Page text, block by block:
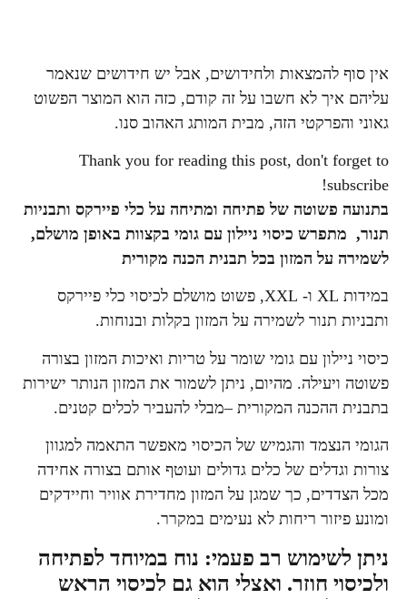
אין סוף להמצאות ולחידושים, אבל יש חידושים שנאמר
עליהם איך לא חשבו על זה קודם, כזה הוא המוצר הפשוט
גאוני והפרקטי הזה, מבית המותג האהוב סנו.
Thank you for reading this post, don't forget to
subscribe!
בתנועה פשוטה של פתיחה ומתיחה על כלי פיירקס ותבניות
תנור, מתפרש כיסוי ניילון עם גומי בקצוות באופן מושלם,
לשמירה על המזון בכל תבנית הכנה מקורית
במידות XL ו- XXL, פשוט מושלם לכיסוי כלי פיירקס
ותבניות תנור לשמירה על המזון בקלות ובנוחות.
כיסוי ניילון עם גומי שומר על טריות ואיכות המזון בצורה
פשוטה ויעילה. מהיום, ניתן לשמור את המזון הנותר ישירות
בתבנית ההכנה המקורית –מבלי להעביר לכלים קטנים.
הגומי הנצמד והגמיש של הכיסוי מאפשר התאמה למגוון
צורות וגדלים של כלים גדולים ועוטף אותם בצורה אחידה
מכל הצדדים, כך שמגן על המזון מחדירת אוויר וחיידקים
ומונע פיזור ריחות לא נעימים במקרר.
ניתן לשימוש רב פעמי: נוח במיוחד לפתיחה
ולכיסוי חוזר. ואצלי הוא גם לכיסוי הראש